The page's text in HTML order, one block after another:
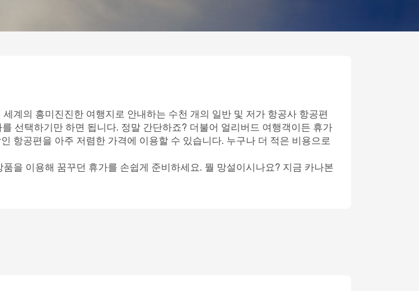
계의 흥미진진한 여행지로 안내하는 수천 개의 일반 및 저가 항공사 항공편
선택하기만 하면 됩니다. 정말 간단하죠? 더불어 얼리버드 여행객이든 휴가
항공편을 아주 저렴한 가격에 이용할 수 있습니다. 누구나 더 적은 비용으로
을 이용해 꿈꾸던 휴가를 손쉽게 준비하세요. 뭘 망설이시나요? 지금 카나본